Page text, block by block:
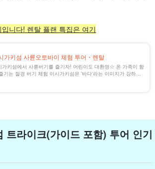
니다! 렌탈 플랜 특집은 여기
가키섬 사륜오토바이 체험 투어・렌탈
가키섬에서 사륜버기를 즐기자! 어린이도 대환영☆ 온 가족이 함
기는 절경 버기 체험 이시가키섬은 '바다'라는 이미지가 강하지
트라이크(가이드 포함) 투어 인기